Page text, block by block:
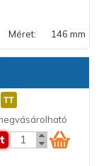
Méret: 146 mm